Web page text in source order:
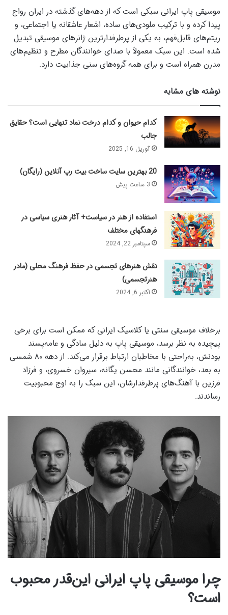
موسیقی پاپ ایرانی سبکی است که از دهه‌های گذشته در ایران رواج
پیدا کرده و با ترکیب ملودی‌های ساده، اشعار عاشقانه یا اجتماعی، و
ریتم‌های قابل‌فهم، به یکی از پرطرفدارترین ژانرهای موسیقی تبدیل
شده است. این سبک معمولاً با صدای خوانندگان مطرح و تنظیم‌های
مدرن همراه است و برای همه گروه‌های سنی جذابیت دارد.
نوشته های مشابه
کدام حیوان و کدام درخت نماد تنهایی است؟ حقایق
جالب
آوریل 16, 2025
20 بهترین سایت ساخت بیت رپ آنلاین (رایگان)
3 ساعت پیش
استفاده از هنر در سیاست+ آثار هنری سیاسی در
فرهنگهای مختلف
سپتامبر 22, 2024
نقش هنرهای تجسمی در حفظ فرهنگ محلی (مادر
هنرتجسمی)
اکتبر 6, 2024
برخلاف موسیقی سنتی یا کلاسیک ایرانی که ممکن است برای برخی
پیچیده به نظر برسد، موسیقی پاپ به دلیل سادگی و عامه‌پسند
بودنش، به‌راحتی با مخاطبان ارتباط برقرار می‌کند. از دهه ۸۰ شمسی
به بعد، خوانندگانی مانند محسن یگانه، سیروان خسروی، و فرزاد
فرزین با آهنگ‌های پرطرفدارشان، این سبک را به اوج محبوبیت
رساندند.
چرا موسیقی پاپ ایرانی این‌قدر محبوب
است؟